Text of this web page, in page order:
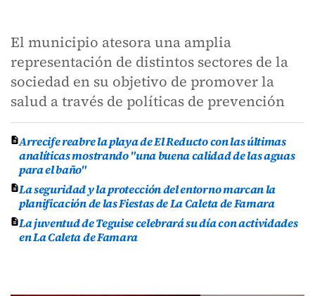
El municipio atesora una amplia
representación de distintos sectores de la
sociedad en su objetivo de promover la
salud a través de políticas de prevención
Arrecife reabre la playa de El Reducto con las últimas
analíticas mostrando "una buena calidad de las aguas
para el baño"
La seguridad y la protección del entorno marcan la
planificación de las Fiestas de La Caleta de Famara
La juventud de Teguise celebrará su día con actividades
en La Caleta de Famara